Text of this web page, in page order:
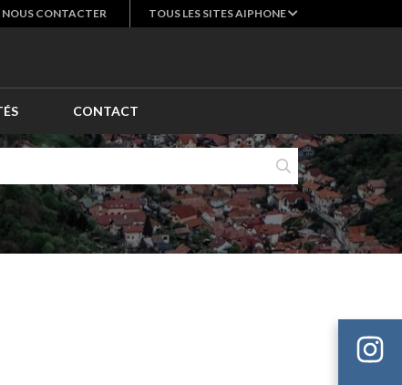
NOUS CONTACTER TOUS LES SITES AIPHONE
CONTACT